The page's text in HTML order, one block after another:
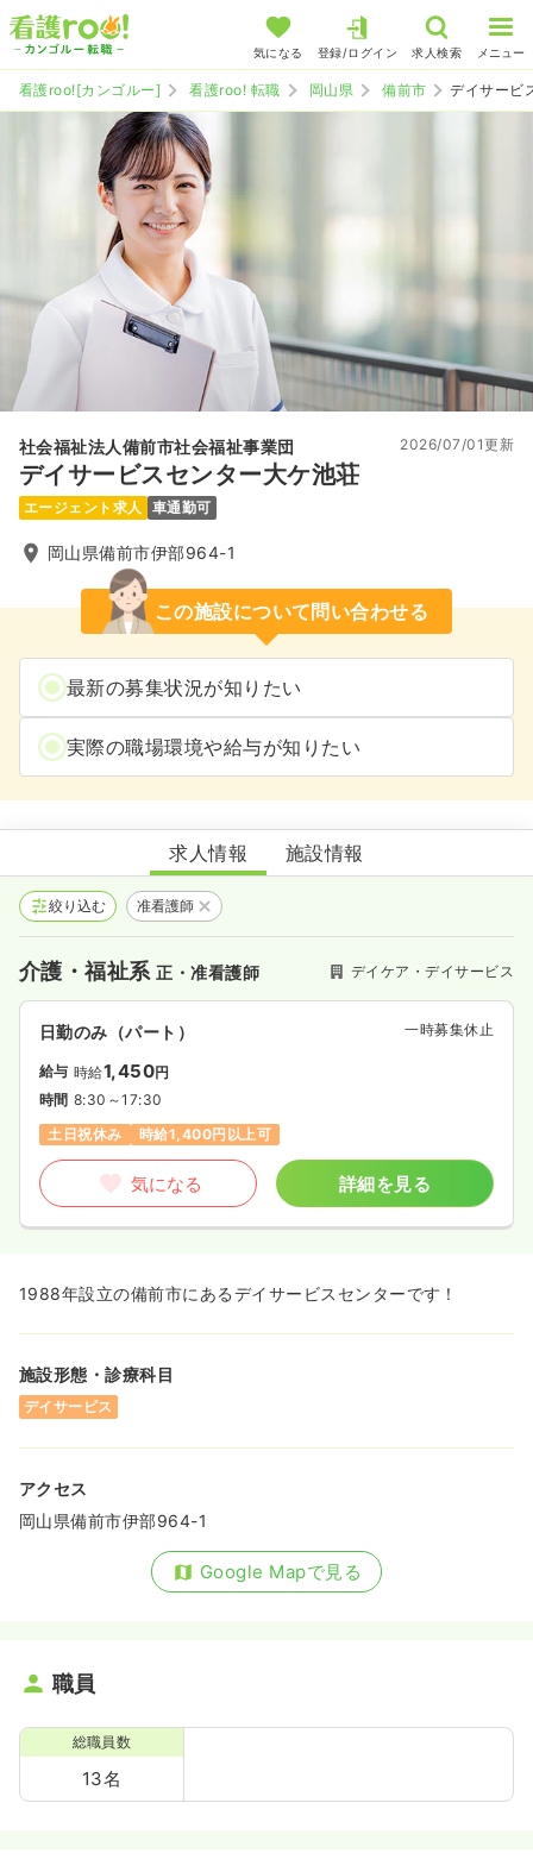
気になる 登録/ログイン 求人検索 メニュー
看護roo![カンゴルー] 看護roo! 転職 岡山県 備前市 デイサービ
社会福祉法人備前市社会福祉事業団
デイサービスセンター大ケ池荘
2026/07/01更新
エージェント求人 車通勤可
岡山県備前市伊部964-1
この施設について問い合わせる
最新の募集状況が知りたい
実際の職場環境や給与が知りたい
デイサービスセンター大ケ池荘
求人情報 施設情報
絞り込む 准看護師
介護・福祉系正・准看護師 デイケア・デイサービス
日勤のみ（パート） 一時募集休止
給与 時給1,450円
時間 8:30～17:30
土日祝休み
時給1,400円以上可
気になる 詳細を見る
1988年設立の備前市にあるデイサービスセンターです！
施設形態・診療科目
デイサービス
アクセス
岡山県備前市伊部964-1
Google Mapで見る
職員
総職員数
13名